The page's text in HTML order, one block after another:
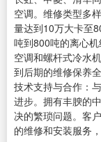
空调。维修类型多
量达到10万大卡至
吨到800吨的离心
空调和螺杆式冷水
到后期的维修保养
技术支持与合作：
进步。拥有丰腴的
决的繁琐问题。客
的维修和安装服务